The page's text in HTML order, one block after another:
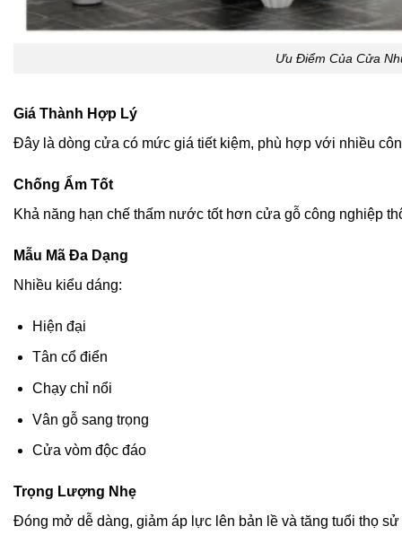
Ưu Điểm Của Cửa
Giá Thành Hợp Lý
Đây là dòng cửa có mức giá tiết kiệm, phù hợp với nhiều
Chống Ẩm Tốt
Khả năng hạn chế thấm nước tốt hơn cửa gỗ công nghiệp
Mẫu Mã Đa Dạng
Nhiều kiểu dáng:
Hiện đại
Tân cổ điển
Chạy chỉ nổi
Vân gỗ sang trọng
Cửa vòm độc đáo
Trọng Lượng Nhẹ
Đóng mở dễ dàng, giảm áp lực lên bản lề và tăng tuổi thọ sử